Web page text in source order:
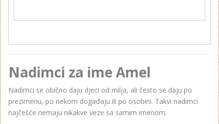
Nadimci za ime Amel
Nadimci se obično daju djeci od milja, ali često se daju po
prezimenu, po nekom događaju ili po osobini. Takvi nadimci
najčešće nemaju nikakve veze sa samim imenom.